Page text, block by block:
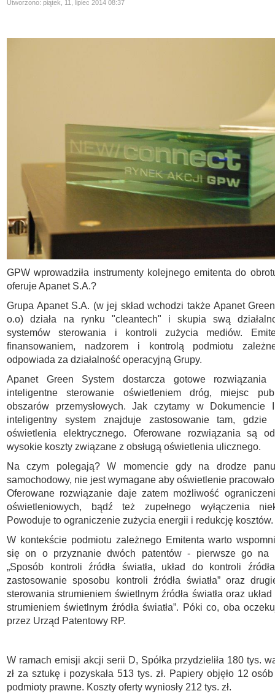
Utworzono: piątek, 11, lipiec 2014 08:37
GPW wprowadziła instrumenty kolejnego emitenta do
oferuje Apanet S.A.?
Grupa Apanet S.A. (w jej skład wchodzi także Apanet
o.o) działa na rynku "cleantech" i skupia swą
systemów sterowania i kontroli zużycia mediów.
finansowaniem, nadzorem i kontrolą podmiotu
odpowiada za działalność operacyjną Grupy.
Apanet Green System dostarcza gotowe rozwiązania
inteligentne sterowanie oświetleniem dróg, miejsc
obszarów przemysłowych. Jak czytamy w Dokumencie
inteligentny system znajduje zastosowanie tam, gdzie
oświetlenia elektrycznego. Oferowane rozwiązania są
wysokie koszty związane z obsługą oświetlenia ulicznego.
Na czym polegają? W momencie gdy na drodze
samochodowy, nie jest wymagane aby oświetlenie pracowało
Oferowane rozwiązanie daje zatem możliwość
oświetleniowych, bądź też zupełnego wyłączenia
Powoduje to ograniczenie zużycia energii i redukcję kosztów.
W kontekście podmiotu zależnego Emitenta warto
się on o przyznanie dwóch patentów - pierwsze go na
„Sposób kontroli źródła światła, układ do kontroli
zastosowanie sposobu kontroli źródła światła” oraz
sterowania strumieniem świetlnym źródła światła oraz
strumieniem świetlnym źródła światła”. Póki co, oba
przez Urząd Patentowy RP.
W ramach emisji akcji serii D, Spółka przydzieliła 180 tys.
zł za sztukę i pozyskała 513 tys. zł. Papiery objęło 12
podmioty prawne. Koszty oferty wyniosły 212 tys. zł.